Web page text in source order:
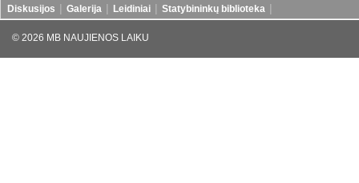
Diskusijos
Galerija Leidiniai Statybininkų biblioteka
© 2026 MB NAUJIENOS LAIKU